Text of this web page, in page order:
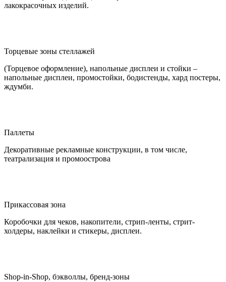
лакокрасочных изделий.
Торцевые зоны стеллажей
(Торцевое оформление), напольные дисплеи и стойки –
напольные дисплеи, промостойки, бодистенды, хард постеры,
ждумби.
Паллеты
Декоративные рекламные конструкции, в том числе,
театрализация и промоострова
Прикассовая зона
Коробочки для чеков, накопители, стрип-ленты, стрит-
холдеры, наклейки и стикеры, дисплеи.
Shop-in-Shop, бэкволлы, бренд-зоны